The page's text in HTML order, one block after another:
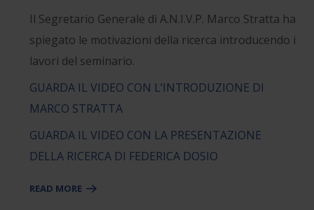
Il Segretario Generale di A.N.I.V.P. Marco Stratta ha
spiegato le motivazioni della ricerca introducendo i
lavori del seminario.
GUARDA IL VIDEO CON L’INTRODUZIONE DI
MARCO STRATTA
GUARDA IL VIDEO CON LA PRESENTAZIONE
DELLA RICERCA DI FEDERICA DOSIO
READ MORE